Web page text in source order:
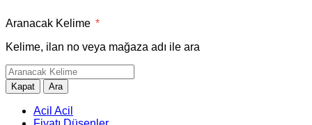
Aranacak Kelime *
Kelime, ilan no veya mağaza adı ile ara
Kapat Ara
Acil Acil